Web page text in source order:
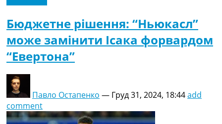
Бюджетне рішення: “Ньюкасл”
може замінити Ісака форвардом
“Евертона”
Павло Остапенко — Груд 31, 2024, 18:44add
comment